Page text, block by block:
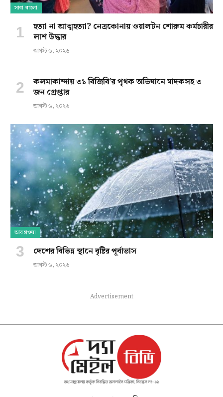
সারা বাংলা
হত্যা না আত্মহত্যা? নেত্রকোনায় ওয়ালটন শোরুম কর্মচারীর
লাশ উদ্ধার
আগস্ট ৬, ২০২৬
কলমাকান্দায় ৩১ বিজিবি’র পৃথক অভিযানে মাদকসহ ৩
জন গ্রেপ্তার
আগস্ট ৬, ২০২৬
আবহাওয়া
দেশের বিভিন্ন স্থানে বৃষ্টির পূর্বাভাস
আগস্ট ৬, ২০২৬
Advertisement